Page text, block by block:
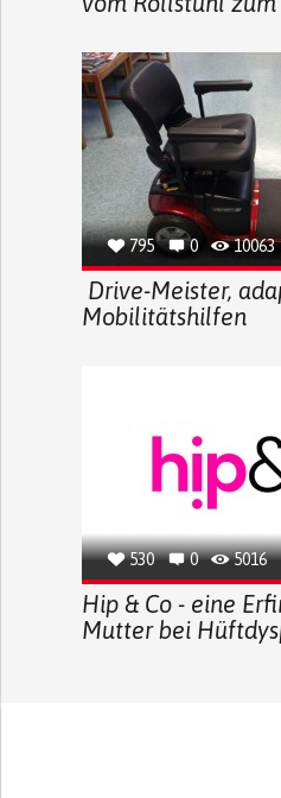
795 0 10063
Drive-Meister,
Mobilitätshilfen
530 0 5016
Hip & Co - eine
Mutter bei